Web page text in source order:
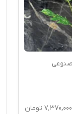
7,370,000 تومان